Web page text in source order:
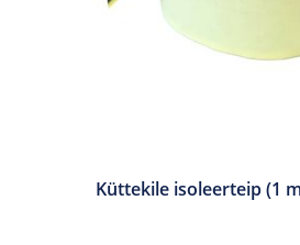
Küttekile isoleerteip (1